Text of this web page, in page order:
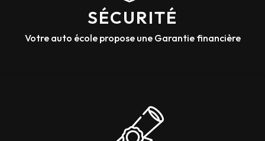
SÉCURITÉ
Votre auto école propose une Garantie financière